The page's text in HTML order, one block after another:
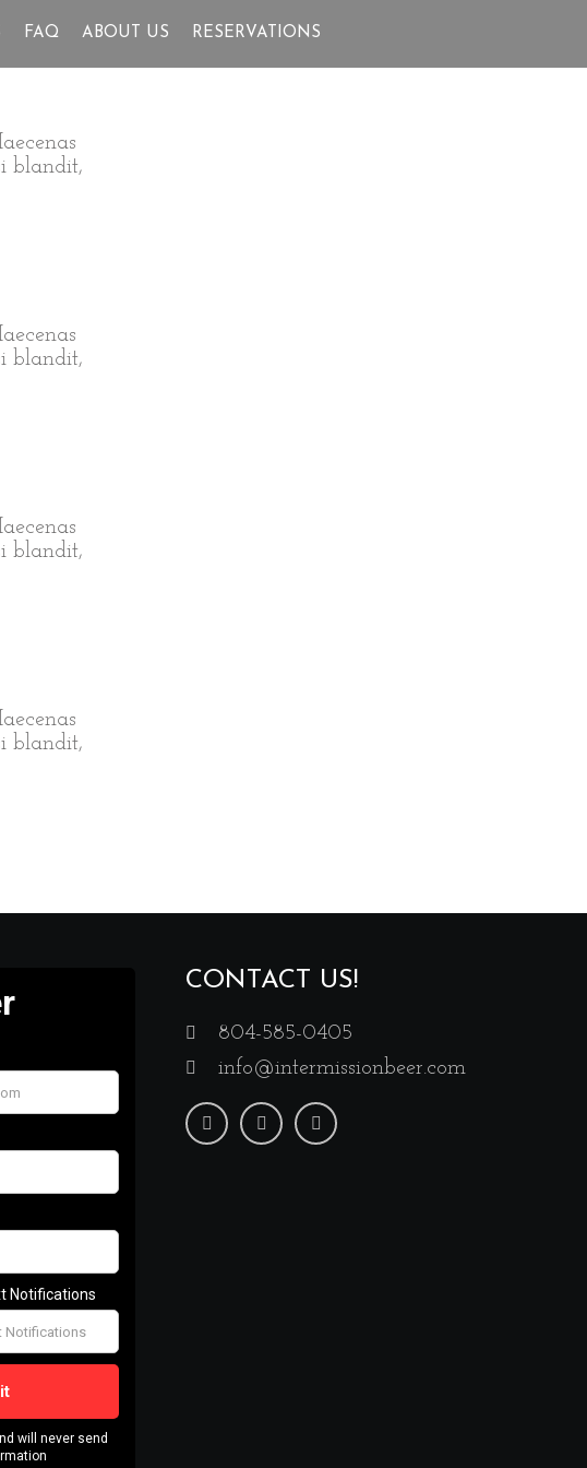
FAQ ABOUT US RESERVATIONS
blandit,
blandit,
blandit,
blandit,
CONTACT US!
804-585-0405
info@intermissionbeer.com